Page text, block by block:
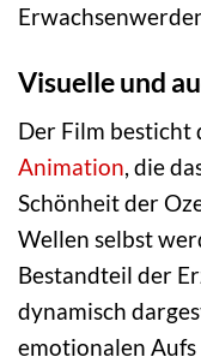
Visuelle und
Der Film besticht
Animation, die
Schönheit der
Wellen selbst
Bestandteil der
dynamisch
emotionalen